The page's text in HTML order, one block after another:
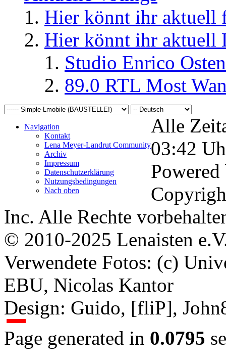
Hier könnt ihr aktuell
Hier könnt ihr aktuell
Studio Enrico
89.0 RTL Most
Navigation
Kontakt
Lena Meyer-Landrut Community
Archiv
Impressum
Datenschutzerklärung
Nutzungsbedingungen
Nach oben
Alle
03:42
Inc. Alle Rechte
© 2010-2025 Lenaisten
Verwendete Fotos: (c)
EBU, Nicolas Kantor
Design: Guido, [fliP],
Page generated in 0.0795